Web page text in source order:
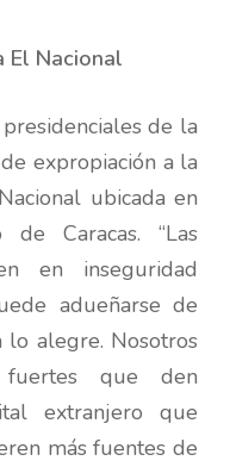
El Nacional
de la
expropiación a la
ubicada en
Caracas. “Las
en inseguridad
adueñarse de
lo alegre. Nosotros
fuertes que den
extranjero que
más fuentes de